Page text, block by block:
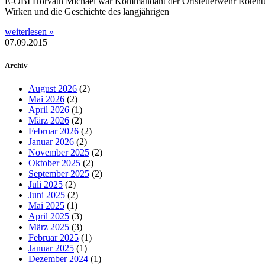
Wirken und die Geschichte des langjährigen
weiterlesen »
07.09.2015
Archiv
August 2026 (2)
Mai 2026 (2)
April 2026 (1)
März 2026 (2)
Februar 2026 (2)
Januar 2026 (2)
November 2025 (2)
Oktober 2025 (2)
September 2025 (2)
Juli 2025 (2)
Juni 2025 (2)
Mai 2025 (1)
April 2025 (3)
März 2025 (3)
Februar 2025 (1)
Januar 2025 (1)
Dezember 2024 (1)